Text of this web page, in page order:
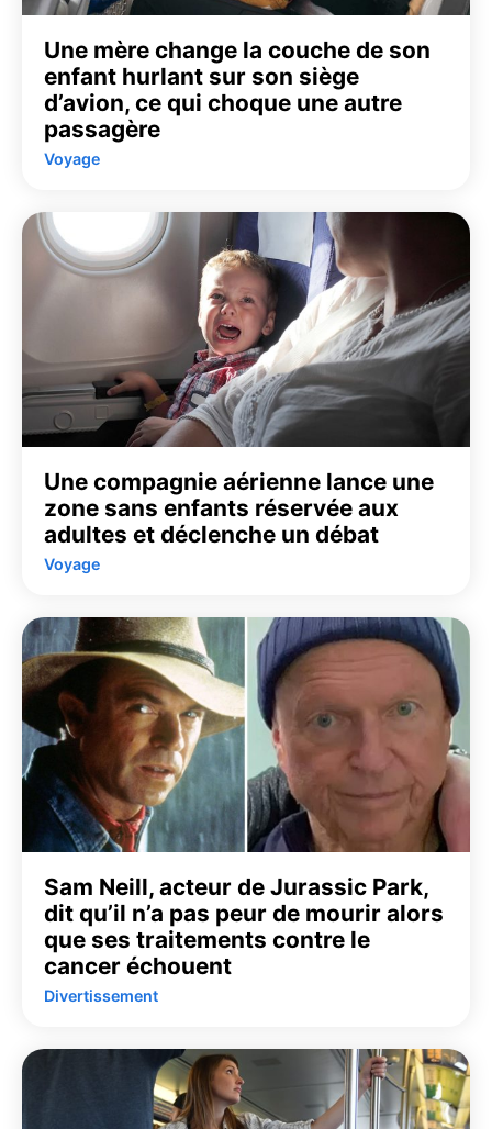
Une mère change la couche de son
enfant hurlant sur son siège
d’avion, ce qui choque une autre
passagère
Voyage
Une compagnie aérienne lance une
zone sans enfants réservée aux
adultes et déclenche un débat
Voyage
Sam Neill, acteur de Jurassic Park,
dit qu’il n’a pas peur de mourir alors
que ses traitements contre le
cancer échouent
Divertissement